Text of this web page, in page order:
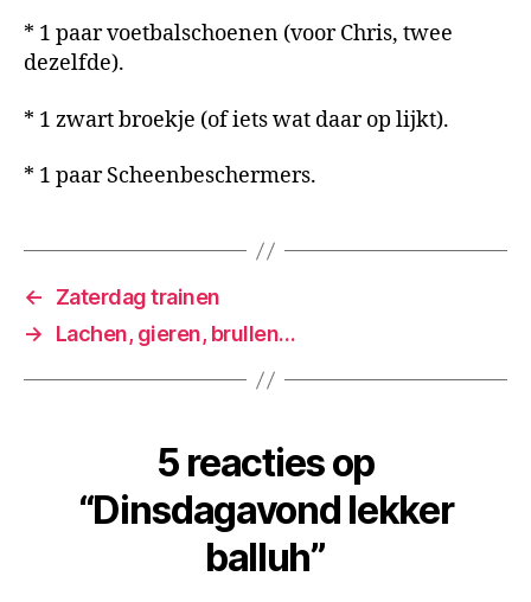
* 1 paar voetbalschoenen (voor Chris, twee
dezelfde).
* 1 zwart broekje (of iets wat daar op lijkt).
* 1 paar Scheenbeschermers.
←
Zaterdag trainen
→
Lachen, gieren, brullen…
5 reacties op
“Dinsdagavond lekker
balluh”